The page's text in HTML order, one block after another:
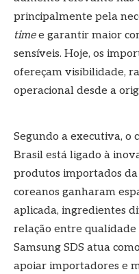
principalmente pela
timee garantir maior
sensíveis. Hoje, os
ofereçam visibilidade,
operacional desde a
Segundo a executiva, o
Brasil está ligado à
produtos importados da
coreanos ganharam
aplicada, ingredientes
relação entre qualidade
Samsung SDS atua
apoiar importadores e